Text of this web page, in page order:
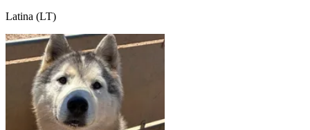
Latina (LT)